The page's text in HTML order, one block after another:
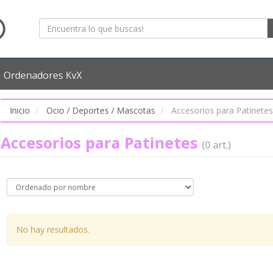
Ordenadores KvX
Inicio Ocio / Deportes / Mascotas Accesorios para Patinetes
Accesorios para Patinetes (0 art.)
No hay resultados.